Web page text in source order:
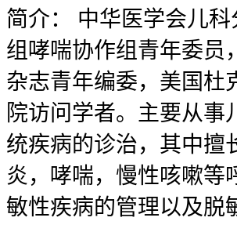
简介：
中华医学会儿
组哮喘协作组青年委员
杂志青年编委，美国杜
院访问学者。主要从事
统疾病的诊治，其中擅
炎，哮喘，慢性咳嗽等
敏性疾病的管理以及脱